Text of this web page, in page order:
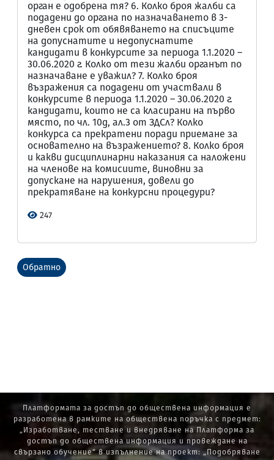
орган е одобрена тя? 6. Колко броя жалби са
подадени до органа по назначаването в 3-
дневен срок от обявяването на списъците
на допуснатите и недопуснатите
кандидати в конкурсите за периода 1.1.2020 –
30.06.2020 г. Колко от тези жалби органът по
назначаване е уважил? 7. Колко броя
възражения са подадени от участвали в
конкурсите в периода 1.1.2020 – 30.06.2020 г.
кандидати, които не са класирани на първо
място, по чл. 10д, ал.3 от ЗДСл? Колко
конкурса са прекратени поради приемане за
основателно на възражението? 8. Колко броя
и какви дисциплинарни наказания са наложени
на членове на комисиите, виновни за
допускане на нарушения, довели до
прекратяване на конкурсни процедури?
247
Обратно
Платформата за достъп до обществена информация е
разработена в рамките на обществена поръчка с предмет:
„Изработване, тестване и внедряване на Платформа за
достъп до обществена информация и провеждане на
свързано обучение“ в изпълнение на проект: „Подобряване